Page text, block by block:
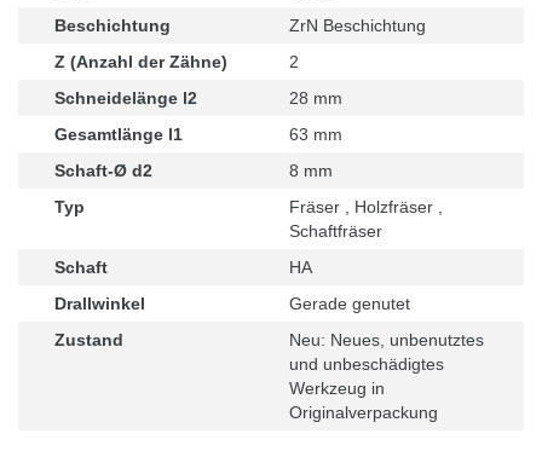
Beschichtung
ZrN Beschichtung
Z (Anzahl der Zähne)
2
Schneidelänge l2
28 mm
Gesamtlänge l1
63 mm
Schaft-Ø d2
8 mm
Typ
Fräser , Holzfräser ,
Schaftfräser
Schaft
HA
Drallwinkel
Gerade genutet
Zustand
Neu: Neues, unbenutztes
und unbeschädigtes
Werkzeug in
Originalverpackung